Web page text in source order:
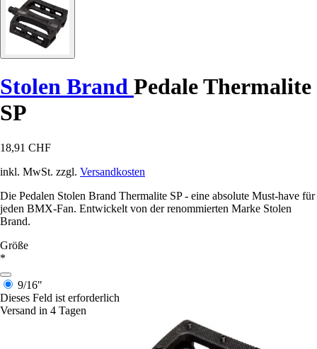
Stolen Brand Pedale Thermalite
SP
18,91 CHF
inkl. MwSt. zzgl. Versandkosten
Die Pedalen Stolen Brand Thermalite SP - eine absolute Must-have für
jeden BMX-Fan. Entwickelt von der renommierten Marke Stolen
Brand.
Größe
*
9/16"
Dieses Feld ist erforderlich
Versand in 4 Tagen